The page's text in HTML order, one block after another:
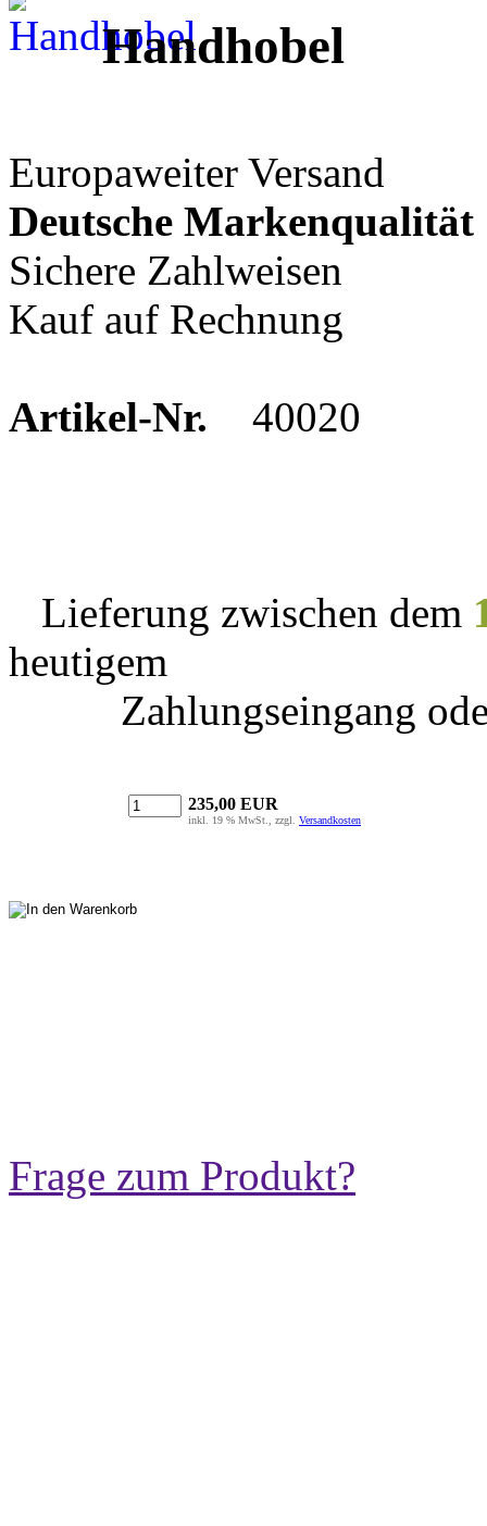
Handhobel
Europaweiter Versand
Deutsche Markenqualität
Sichere Zahlweisen
Kauf auf Rechnung
Artikel-Nr. 40020
Lieferung zwischen dem
heutigem
Zahlungseingang
235,00 EUR
inkl. 19 % MwSt., zzgl. Versandkosten
Frage zum Produkt?